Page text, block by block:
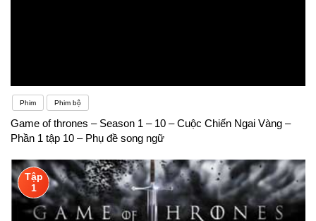
Phim Phim bộ
Game of thrones – Season 1 – 10 – Cuộc Chiến Ngai Vàng –
Phần 1 tập 10 – Phụ đề song ngữ
Tập
1